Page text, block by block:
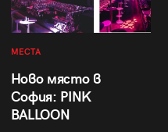
МЕСТА
Ново място в
София: PINK
BALLOON